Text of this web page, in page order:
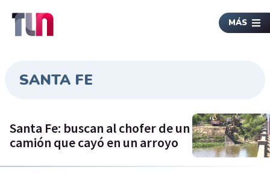
MÁS
SANTA FE
Santa Fe: buscan al chofer de un
camión que cayó en un arroyo